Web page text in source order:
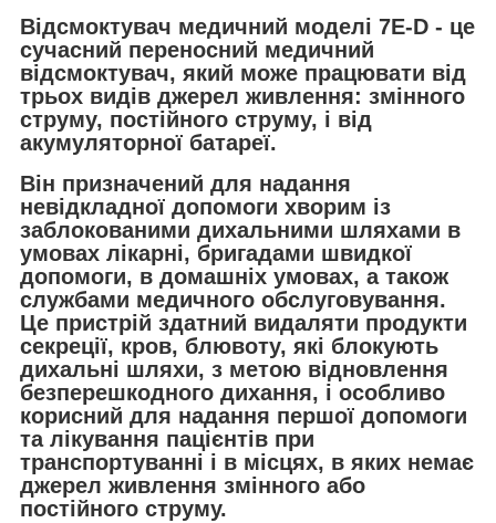
Відсмоктувач медичний моделі 7E-D - це
сучасний переносний медичний
відсмоктувач, який може працювати від
трьох видів джерел живлення: змінного
струму, постійного струму, і від
акумуляторної батареї.
Він призначений для надання
невідкладної допомоги хворим із
заблокованими дихальними шляхами в
умовах лікарні, бригадами швидкої
допомоги, в домашніх умовах, а також
службами медичного обслуговування.
Це пристрій здатний видаляти продукти
секреції, кров, блювоту, які блокують
дихальні шляхи, з метою відновлення
безперешкодного дихання, і особливо
корисний для надання першої допомоги
та лікування пацієнтів при
транспортуванні і в місцях, в яких немає
джерел живлення змінного або
постійного струму.